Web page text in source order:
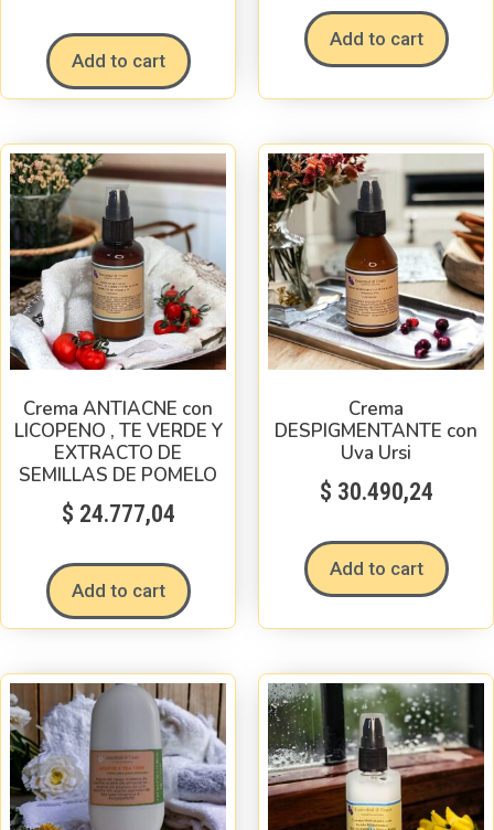
Add to cart
Add to cart
Crema ANTIACNE con
LICOPENO , TE VERDE Y
EXTRACTO DE
SEMILLAS DE POMELO
$ 24.777,04
Add to cart
Crema
DESPIGMENTANTE con
Uva Ursi
$ 30.490,24
Add to cart